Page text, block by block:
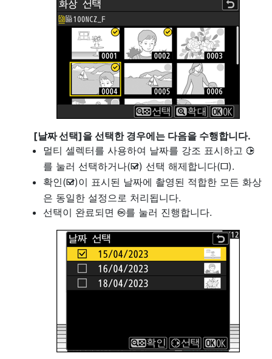
[날짜 선택]을 선택한 경우에는 다음을 수행합니다.
멀티 셀렉터를 사용하여 날짜를 강조 표시하고 2
를 눌러 선택하거나(M) 선택 해제합니다(U).
확인(M)이 표시된 날짜에 촬영된 적합한 모든 화상
은 동일한 설정으로 처리됩니다.
선택이 완료되면 J를 눌러 진행합니다.